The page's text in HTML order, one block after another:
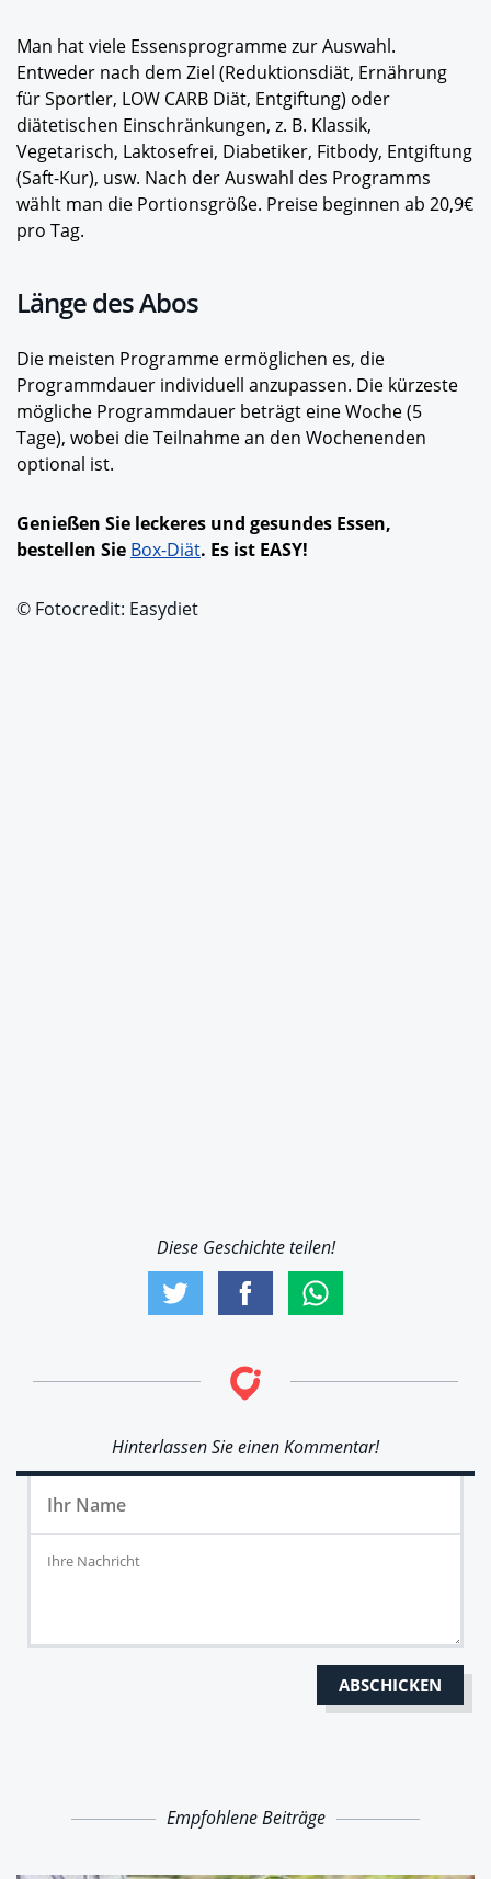
Man hat viele Essensprogramme zur Auswahl.
Entweder nach dem Ziel (Reduktionsdiät, Ernährung
für Sportler, LOW CARB Diät, Entgiftung) oder
diätetischen Einschränkungen, z. B. Klassik,
Vegetarisch, Laktosefrei, Diabetiker, Fitbody, Entgiftung
(Saft-Kur), usw. Nach der Auswahl des Programms
wählt man die Portionsgröße. Preise beginnen ab 20,9€
pro Tag.
Länge des Abos
Die meisten Programme ermöglichen es, die
Programmdauer individuell anzupassen. Die kürzeste
mögliche Programmdauer beträgt eine Woche (5
Tage), wobei die Teilnahme an den Wochenenden
optional ist.
Genießen Sie leckeres und gesundes Essen,
bestellen Sie Box-Diät. Es ist EASY!
© Fotocredit: Easydiet
Diese Geschichte teilen!
Hinterlassen Sie einen Kommentar!
Empfohlene Beiträge